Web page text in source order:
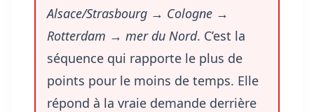
Alsace/Strasbourg → Cologne →
Rotterdam → mer du Nord. C’est la
séquence qui rapporte le plus de
points pour le moins de temps. Elle
répond à la vraie demande derrière